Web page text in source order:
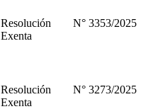
Resolución
Exenta
N° 3353/2025
Resolución
Exenta
N° 3273/2025